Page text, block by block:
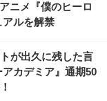
ニメ『僕のヒーロ
アルを解禁
が出久に残した言
カデミア』通期50